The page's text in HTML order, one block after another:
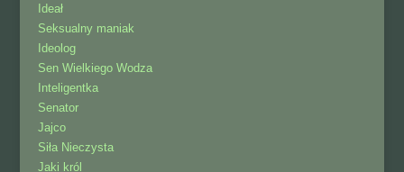
Ideał
Seksualny maniak
Ideolog
Sen Wielkiego Wodza
Inteligentka
Senator
Jajco
Siła Nieczysta
Jaki król